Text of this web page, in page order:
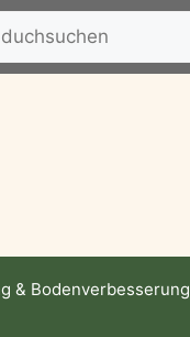
& Bodenverbesserung